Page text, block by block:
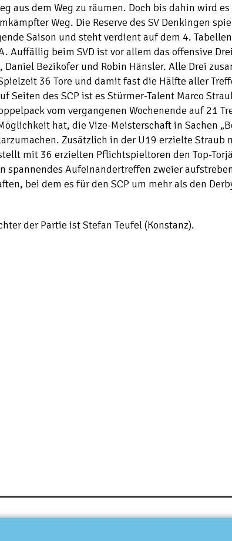
aus dem Weg zu räumen. Doch bis dahin wird
Weg. Die Reserve des SV Denkingen
Saison und steht verdient auf dem 4.
Auffällig beim SVD ist vor allem das offensive
Daniel Bezikofer und Robin Hänsler. Alle Drei
36 Tore und damit fast die Hälfte aller
Seiten des SCP ist es Stürmer-Talent Marco
vom vergangenen Wochenende auf 21
hat, die Vize-Meisterschaft in Sachen
Zusätzlich in der U19 erzielte Straub
mit 36 erzielten Pflichtspieltoren den Top-
spannendes Aufeinandertreffen zweier
bei dem es für den SCP um mehr als den
der Partie ist Stefan Teufel (Konstanz).